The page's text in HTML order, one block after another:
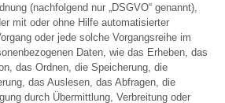
(nachfolgend nur „DSGVO“ genannt),
mit oder ohne Hilfe automatisierter
oder jede solche Vorgangsreihe im
Daten, wie das Erheben, das
das Ordnen, die Speicherung, die
das Auslesen, das Abfragen, die
durch Übermittlung, Verbreitung oder